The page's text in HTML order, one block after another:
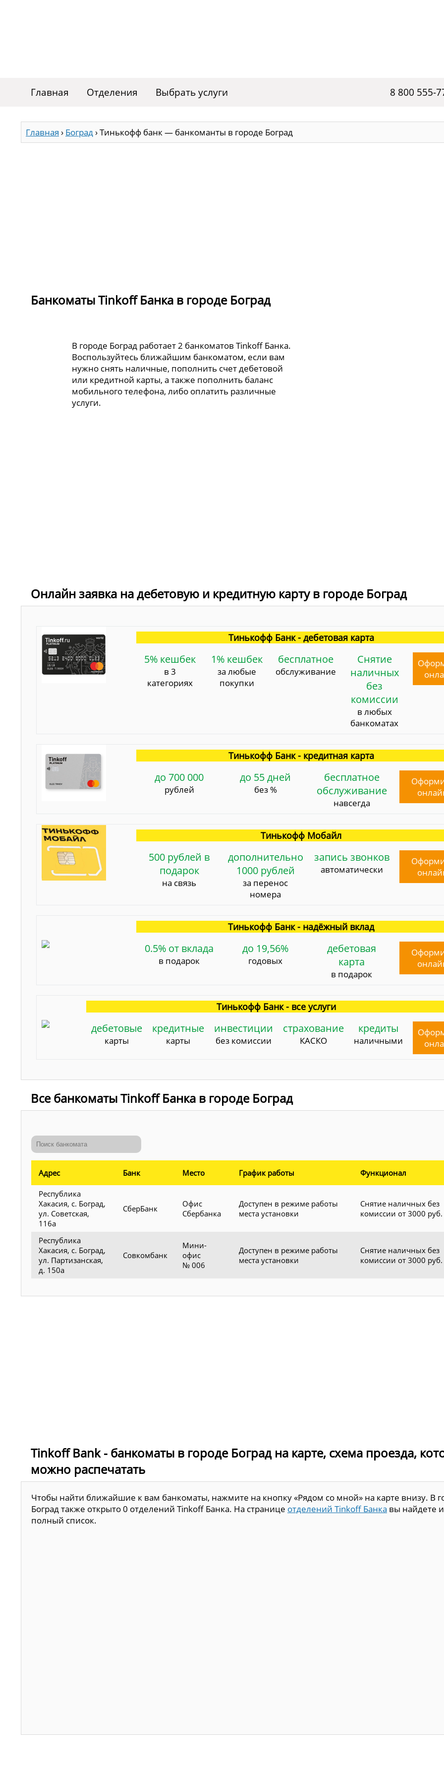
Главная Отделения Выбрать услуги 8 800 555-
Главная › Боград›Тинькофф банк — банкоманты в городе Боград
Банкоматы Tinkoff Банка в городе Боград
В городе Боград работает 2 банкоматов Tinkoff Банка.
Воспользуйтесь ближайшим банкоматом, если вам
нужно снять наличные, пополнить счет дебетовой
или кредитной карты, а также пополнить баланс
мобильного телефона, либо оплатить различные
услуги.
Онлайн заявка на дебетовую и кредитную карту в городе Боград
Тинькофф Банк - дебетовая карта
5% кешбек
в 3
категориях
1% кешбек
за любые
покупки
бесплатное
обслуживание
Снятие
наличных
без
комиссии
в любых
банкоматах
Тинькофф Банк - кредитная карта
до 700 000
рублей
до 55 дней
без %
бесплатное
обслуживание
навсегда
Тинькофф Мобайл
500 рублей в
подарок
на связь
дополнительно
1000 рублей
за перенос
номера
запись звонков
автоматически
Тинькофф Банк - надёжный вклад
0.5% от вклада
в подарок
до 19,56%
годовых
дебетовая
карта
в подарок
Тинькофф Банк - все услуги
дебетовые
карты
кредитные
карты
инвестиции
без комиссии
страхование
КАСКО
кредиты
наличными
Все банкоматы Tinkoff Банка в городе Боград
Адрес Банк Место График работы Функционал
Республика
Хакасия, с. Боград,
ул. Советская,
116а
СберБанк
Офис
Сбербанка
Доступен в режиме работы
места установки
Снятие наличных без
комиссии от 3000 руб.
Республика
Хакасия, с. Боград,
ул. Партизанская,
д. 150а
Совкомбанк
Мини-
офис
№ 006
Доступен в режиме работы
места установки
Снятие наличных без
комиссии от 3000 руб.
Tinkoff Bank - банкоматы в городе Боград на карте, схема проезда,
можно распечатать
Чтобы найти ближайшие к вам банкоматы, нажмите на кнопку «Рядом со мной» на карте внизу. В
Боград также открыто 0 отделений Tinkoff Банка. На странице отделений Tinkoff Банка вы найдете
полный список.